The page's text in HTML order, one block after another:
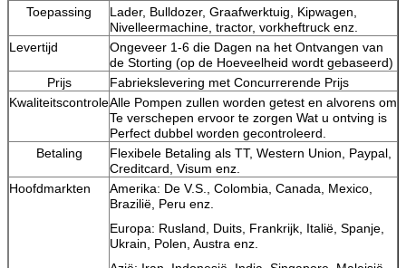
Toepassing
Lader, Bulldozer, Graafwerktuig, Kipwagen,
Nivelleermachine, tractor, vorkheftruck enz.
Levertijd
Ongeveer 1-6 die Dagen na het Ontvangen van
de Storting (op de Hoeveelheid wordt gebaseerd)
Prijs
Fabriekslevering met Concurrerende Prijs
KwaliteitscontroleAlle Pompen zullen worden getest en alvorens om
Te verschepen ervoor te zorgen Wat u ontving is
Perfect dubbel worden gecontroleerd.
Betaling
Flexibele Betaling als TT, Western Union, Paypal,
Creditcard, Visum enz.
Hoofdmarkten
Amerika: De V.S., Colombia, Canada, Mexico,
Brazilië, Peru enz.
Europa: Rusland, Duits, Frankrijk, Italië, Spanje,
Ukrain, Polen, Austra enz.